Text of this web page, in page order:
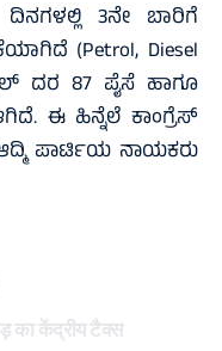
3ನೇ ಬಾರಿಗೆ
(Petrol, Diesel
ದರ 87 ಪೈಸೆ ಹಾಗೂ
ಈ ಹಿನ್ನೆಲೆ ಕಾಂಗ್ರೆಸ್
ಪಾರ್ಟಿಯ ನಾಯಕರು
का केंद्रीय टैक्स